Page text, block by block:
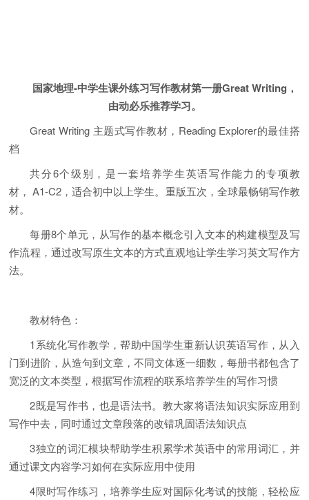
国家地理-中学生课外练习写作教材第一册Great Writing，
由动必乐推荐学习。
Great Writing 主题式写作教材，Reading Explorer的最佳搭
档
共分6个级别，是一套培养学生英语写作能力的专项教
材， A1-C2，适合初中以上学生。重版五次，全球最畅销写作教
材。
每册8个单元，从写作的基本概念引入文本的构建模型及写
作流程，通过改写原生文本的方式直观地让学生学习英文写作方
法。
教材特色：
1系统化写作教学，帮助中国学生重新认识英语写作，从入
门到进阶，从造句到文章，不同文体逐一细数，每册书都包含了
宽泛的文本类型，根据写作流程的联系培养学生的写作习惯
2既是写作书，也是语法书。教大家将语法知识实际应用到
写作中去，同时通过文章段落的改错巩固语法知识点
3独立的词汇模块帮助学生积累学术英语中的常用词汇，并
通过课文内容学习如何在实际应用中使用
4限时写作练习，培养学生应对国际化考试的技能，轻松应